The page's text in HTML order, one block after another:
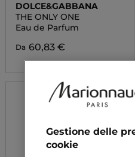
DOLCE&GABBANA
THE ONLY ONE
Eau de Parfum
Da 60,83 €
Gestione delle
cookie